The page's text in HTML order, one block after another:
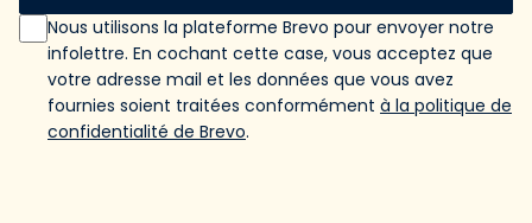
Nous utilisons la plateforme Brevo pour envoyer notre
infolettre. En cochant cette case, vous acceptez que
votre adresse mail et les données que vous avez
fournies soient traitées conformément à la politique de
confidentialité de Brevo.